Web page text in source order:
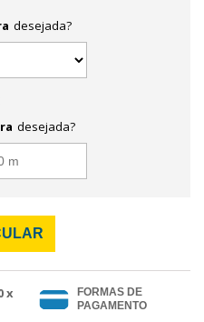
desejada?
desejada?
x
FORMAS DE
PAGAMENTO